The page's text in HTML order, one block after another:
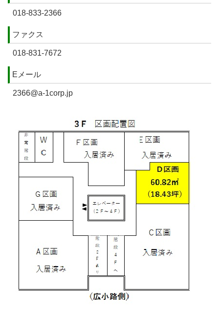
018-833-2366
ファクス
018-831-7672
Eメール
2366@a-1corp.jp